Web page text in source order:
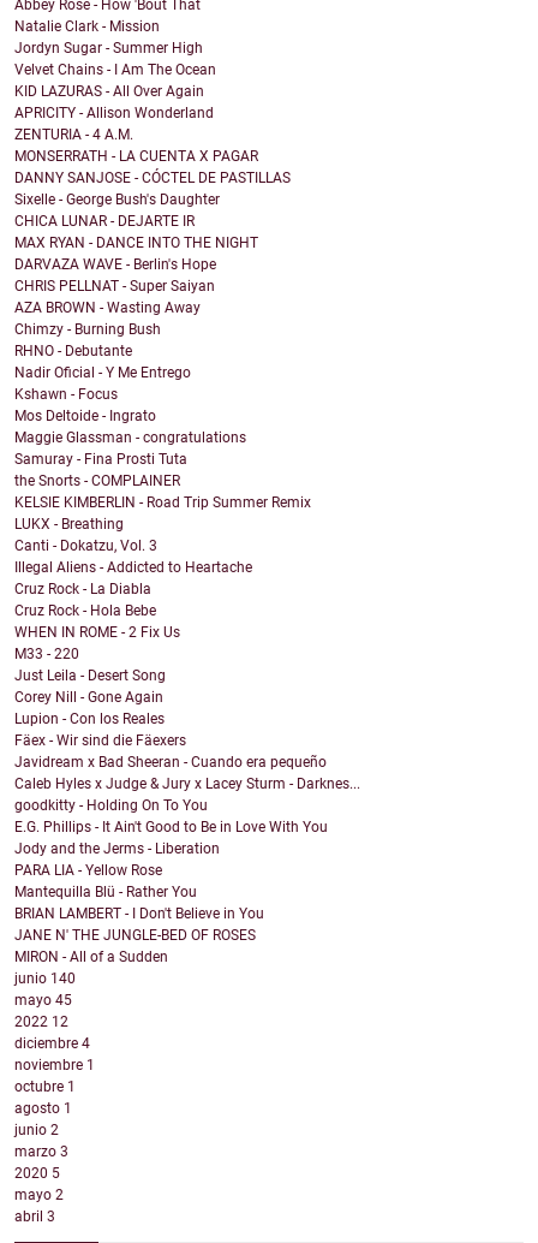
Abbey Rose - How 'Bout That
Natalie Clark - Mission
Jordyn Sugar - Summer High
Velvet Chains - I Am The Ocean
KID LAZURAS - All Over Again
APRICITY - Allison Wonderland
ZENTURIA - 4 A.M.
MONSERRATH - LA CUENTA X PAGAR
DANNY SANJOSE - CÓCTEL DE PASTILLAS
Sixelle - George Bush's Daughter
CHICA LUNAR - DEJARTE IR
MAX RYAN - DANCE INTO THE NIGHT
DARVAZA WAVE - Berlin's Hope
CHRIS PELLNAT - Super Saiyan
AZA BROWN - Wasting Away
Chimzy - Burning Bush
RHNO - Debutante
Nadir Oficial - Y Me Entrego
Kshawn - Focus
Mos Deltoide - Ingrato
Maggie Glassman - congratulations
Samuray - Fina Prosti Tuta
the Snorts - COMPLAINER
KELSIE KIMBERLIN - Road Trip Summer Remix
LUKX - Breathing
Canti - Dokatzu, Vol. 3
Illegal Aliens - Addicted to Heartache
Cruz Rock - La Diabla
Cruz Rock - Hola Bebe
WHEN IN ROME - 2 Fix Us
M33 - 220
Just Leila - Desert Song
Corey Nill - Gone Again
Lupion - Con los Reales
Fäex - Wir sind die Fäexers
Javidream x Bad Sheeran - Cuando era pequeño
Caleb Hyles x Judge & Jury x Lacey Sturm - Darknes...
goodkitty - Holding On To You
E.G. Phillips - It Ain't Good to Be in Love With You
Jody and the Jerms - Liberation
PARA LIA - Yellow Rose
Mantequilla Blü - Rather You
BRIAN LAMBERT - I Don't Believe in You
JANE N' THE JUNGLE-BED OF ROSES
MIRON - All of a Sudden
junio 140
mayo 45
2022 12
diciembre 4
noviembre 1
octubre 1
agosto 1
junio 2
marzo 3
2020 5
mayo 2
abril 3